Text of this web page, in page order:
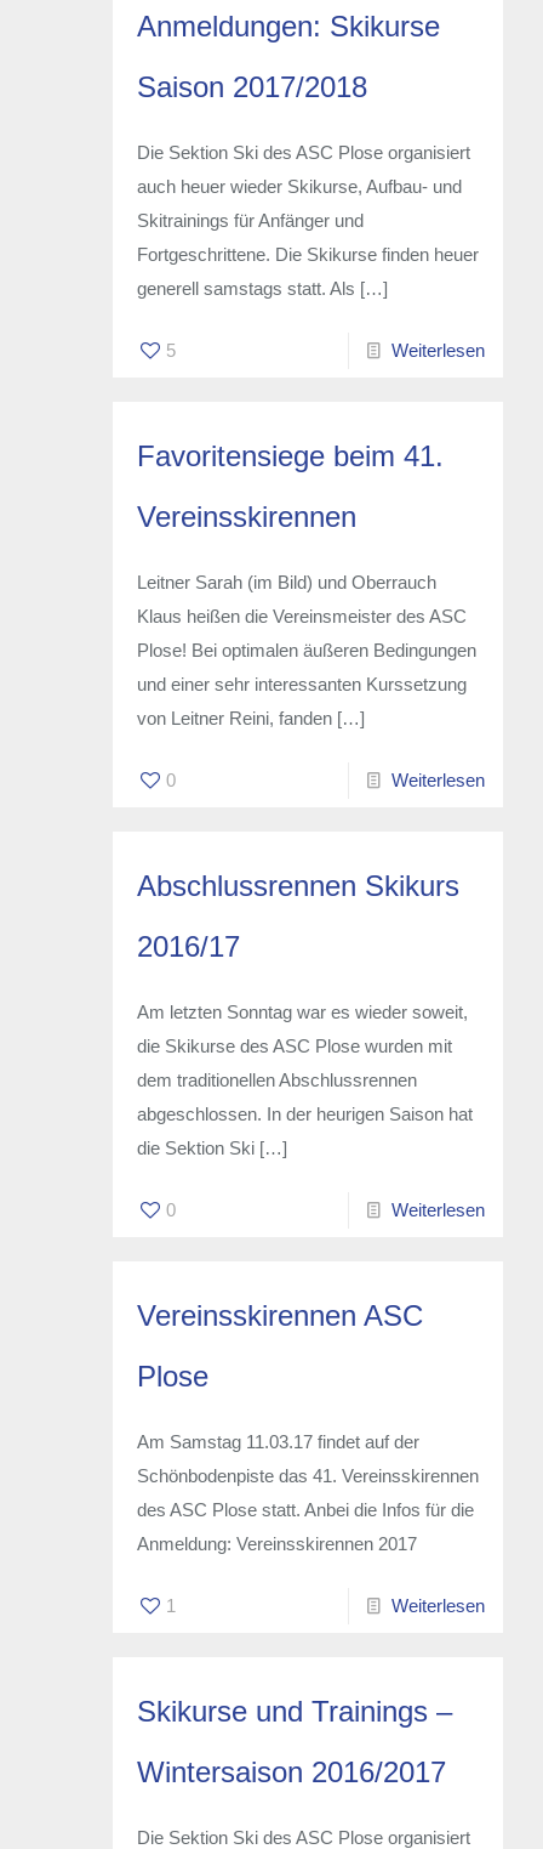
Anmeldungen: Skikurse
Saison 2017/2018
Die Sektion Ski des ASC Plose organisiert
auch heuer wieder Skikurse, Aufbau- und
Skitrainings für Anfänger und
Fortgeschrittene. Die Skikurse finden heuer
generell samstags statt. Als […]
5 Weiterlesen
Favoritensiege beim 41.
Vereinsskirennen
Leitner Sarah (im Bild) und Oberrauch
Klaus heißen die Vereinsmeister des ASC
Plose! Bei optimalen äußeren Bedingungen
und einer sehr interessanten Kurssetzung
von Leitner Reini, fanden […]
0 Weiterlesen
Abschlussrennen Skikurs
2016/17
Am letzten Sonntag war es wieder soweit,
die Skikurse des ASC Plose wurden mit
dem traditionellen Abschlussrennen
abgeschlossen. In der heurigen Saison hat
die Sektion Ski […]
0 Weiterlesen
Vereinsskirennen ASC
Plose
Am Samstag 11.03.17 findet auf der
Schönbodenpiste das 41. Vereinsskirennen
des ASC Plose statt. Anbei die Infos für die
Anmeldung: Vereinsskirennen 2017
1 Weiterlesen
Skikurse und Trainings –
Wintersaison 2016/2017
Die Sektion Ski des ASC Plose organisiert